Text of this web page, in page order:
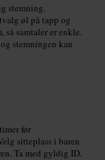
stemning.
øl på tapp og
samtaler er enkle.
stemningen kan
før
sitteplass i baren
Ta med gyldig ID.